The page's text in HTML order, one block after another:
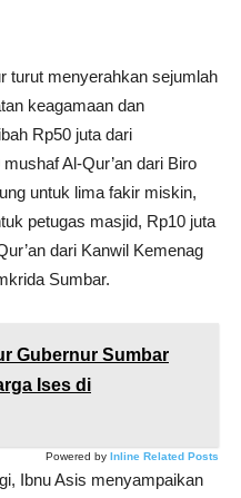
turut menyerahkan sejumlah
keagamaan dan
Rp50 juta dari
Al-Qur’an dari Biro
untuk lima fakir miskin,
petugas masjid, Rp10 juta
dari Kanwil Kemenag
Sumbar.
Gubernur Sumbar
Ises di
Powered by Inline Related Posts
Ibnu Asis menyampaikan